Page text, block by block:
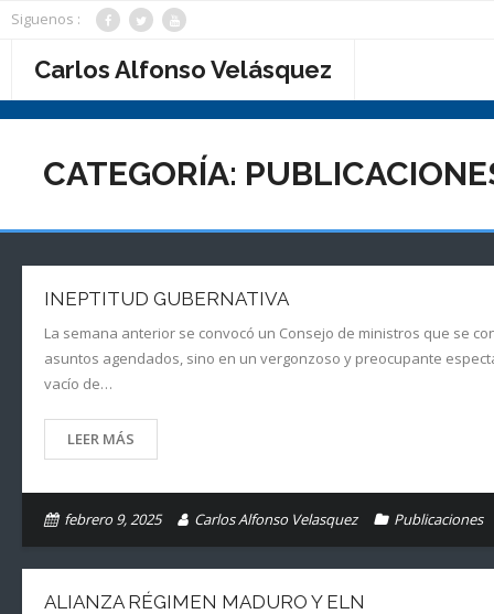
Saltar
contenido
Siguenos :
Carlos Alfonso Velásquez
CATEGORÍA:
INEPTITUD GUBERNATIVA
La semana anterior se convocó un Consejo de ministros que se
asuntos agendados, sino en un vergonzoso y preocupante
vacío de…
LEER MÁS
febrero 9, 2025 Carlos Alfonso Velasquez Publicaciones
ALIANZA RÉGIMEN MADURO Y ELN